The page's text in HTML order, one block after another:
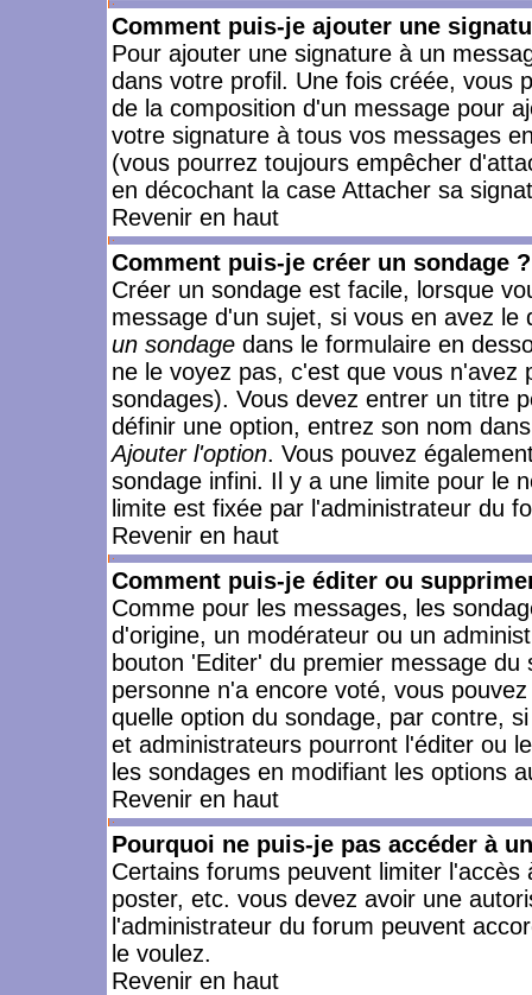
Comment puis-je ajouter une
Pour ajouter une signature à un
dans votre profil. Une fois créée, vous
de la composition d'un message pour
votre signature à tous vos messages
(vous pourrez toujours empêcher
en décochant la case Attacher sa
Revenir en haut
Comment puis-je créer un sondage ?
Créer un sondage est facile, lorsque
message d'un sujet, si vous en avez
un sondage dans le formulaire en
ne le voyez pas, c'est que vous
sondages). Vous devez entrer un titre
définir une option, entrez son nom
Ajouter l'option. Vous pouvez
sondage infini. Il y a une limite pour le
limite est fixée par l'administrateur du
Revenir en haut
Comment puis-je éditer ou
Comme pour les messages, les
d'origine, un modérateur ou un
bouton 'Editer' du premier message
personne n'a encore voté, vous
quelle option du sondage, par contre,
et administrateurs pourront l'éditer ou
les sondages en modifiant les options
Revenir en haut
Pourquoi ne puis-je pas accéder à
Certains forums peuvent limiter
poster, etc. vous devez avoir une
l'administrateur du forum peuvent
le voulez.
Revenir en haut